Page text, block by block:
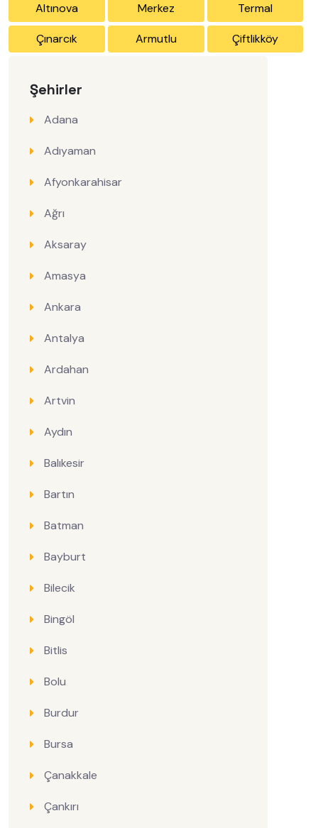
Şehirler
Adana
Adıyaman
Afyonkarahisar
Ağrı
Aksaray
Amasya
Ankara
Antalya
Ardahan
Artvin
Aydın
Balıkesir
Bartın
Batman
Bayburt
Bilecik
Bingöl
Bitlis
Bolu
Burdur
Bursa
Çanakkale
Çankırı
Altınova Merkez Termal
Çınarcık Armutlu Çiftlikköy